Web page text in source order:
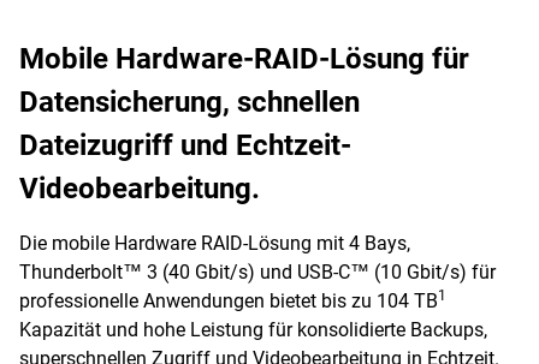
Mobile Hardware-RAID-Lösung für
Datensicherung, schnellen
Dateizugriff und Echtzeit-
Videobearbeitung.
Die mobile Hardware RAID-Lösung mit 4 Bays,
Thunderbolt™ 3 (40 Gbit/s) und USB-C™ (10 Gbit/s) für
professionelle Anwendungen bietet bis zu 104 TB1
Kapazität und hohe Leistung für konsolidierte Backups,
superschnellen Zugriff und Videobearbeitung in Echtzeit.